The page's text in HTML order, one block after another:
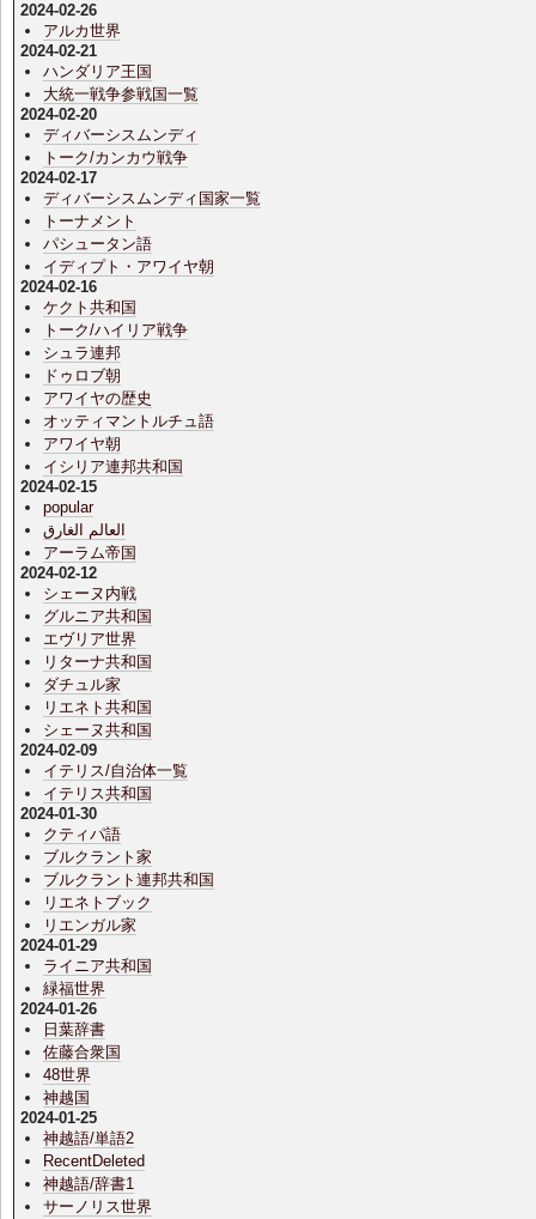
2024-02-26
アルカ世界
2024-02-21
ハンダリア王国
大統一戦争参戦国一覧
2024-02-20
ディバーシスムンディ
トーク/カンカウ戦争
2024-02-17
ディバーシスムンディ国家一覧
トーナメント
パシュータン語
イディプト・アワイヤ朝
2024-02-16
ケクト共和国
トーク/ハイリア戦争
シュラ連邦
ドゥロブ朝
アワイヤの歴史
オッティマントルチュ語
アワイヤ朝
イシリア連邦共和国
2024-02-15
popular
العالم الغارق
アーラム帝国
2024-02-12
シェーヌ内戦
グルニア共和国
エヴリア世界
リターナ共和国
ダチュル家
リエネト共和国
シェーヌ共和国
2024-02-09
イテリス/自治体一覧
イテリス共和国
2024-01-30
クティパ語
ブルクラント家
ブルクラント連邦共和国
リエネトブック
リエンガル家
2024-01-29
ライニア共和国
緑福世界
2024-01-26
日葉辞書
佐藤合衆国
48世界
神越国
2024-01-25
神越語/単語2
RecentDeleted
神越語/辞書1
サーノリス世界